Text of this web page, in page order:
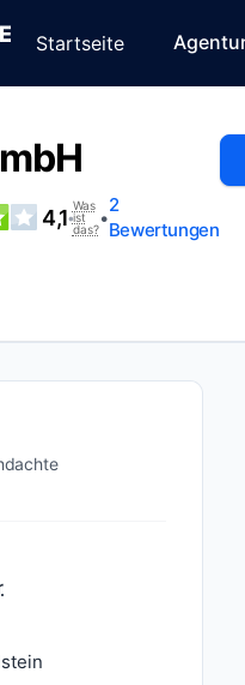
Startseite
4,1•
Was
ist
das?
•
2
Bewertungen